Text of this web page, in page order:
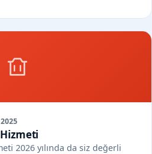
2026 yılında da siz değerli